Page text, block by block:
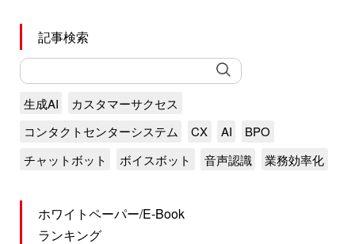
記事検索
生成AI
カスタマーサクセス
コンタクトセンターシステム
CX AI
BPO
チャットボット
ボイスボット 音声認識 業務効率化
ホワイトペーパー/E-Book
ランキング